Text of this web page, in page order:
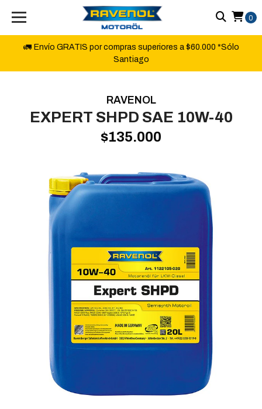
🚛 Envío GRATIS por compras superiores a $60.000 *Sólo
Santiago
0
RAVENOL
EXPERT SHPD SAE 10W-40
$135.000